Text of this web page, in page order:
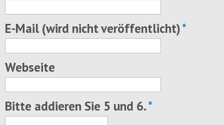
Pflichtfeld
E-Mail (wird nicht veröffentlicht)*
Webseite
Bitte addieren Sie 5 und 6.*